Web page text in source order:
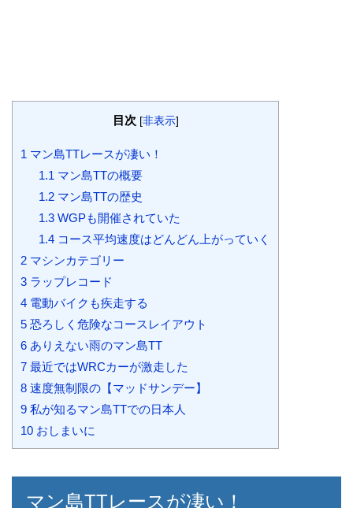
目次 [非表示]
1 マン島TTレースが凄い！
1.1 マン島TTの概要
1.2マン島TTの歴史
1.3WGPも開催されていた
1.4コース平均速度はどんどん上がっていく
2 マシンカテゴリー
3 ラップレコード
4 電動バイクも疾走する
5 恐ろしく危険なコースレイアウト
6 ありえない雨のマン島TT
7 最近ではWRCカーが激走した
8 速度無制限の【マッドサンデー】
9 私が知るマン島TTでの日本人
10 おしまいに
マン島TTレースが凄い！